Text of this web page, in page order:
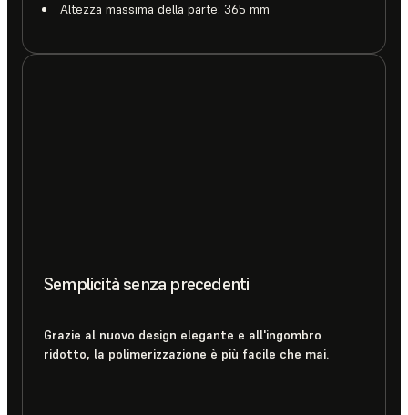
Altezza massima della parte: 365 mm
Semplicità senza precedenti
Grazie al nuovo design elegante e all'ingombro
ridotto, la polimerizzazione è più facile che mai.